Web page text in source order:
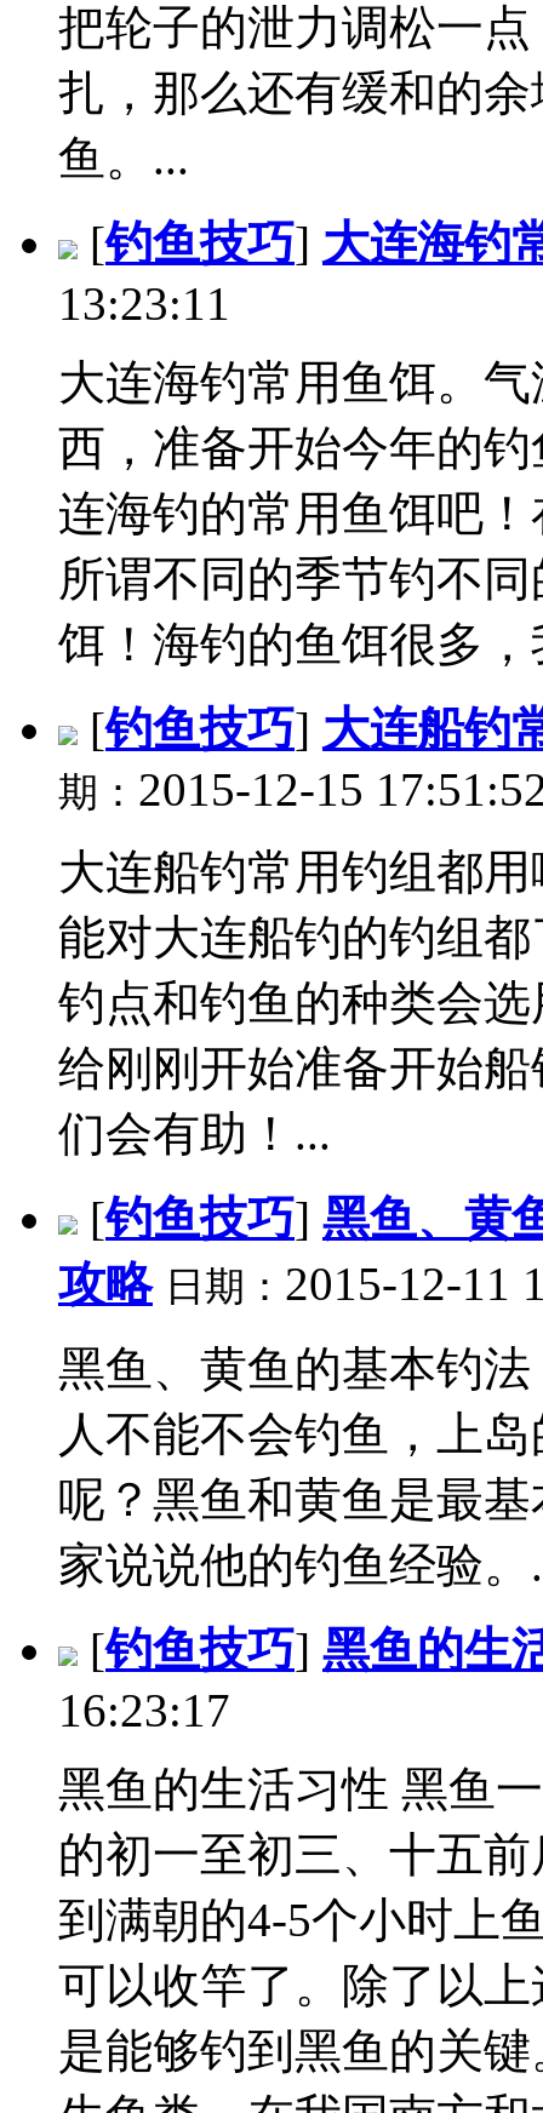
把轮子的泄力调松一
扎，那么还有缓和的
鱼。...
[钓鱼技巧] 大连海钓
13:23:11
大连海钓常用鱼饵。
西，准备开始今年的
连海钓的常用鱼饵吧
所谓不同的季节钓不
饵！海钓的鱼饵很多
[钓鱼技巧] 大连船钓
期： 2015-12-15
大连船钓常用钓组都
能对大连船钓的钓组
钓点和钓鱼的种类会
给刚刚开始准备开始
们会有助！...
[钓鱼技巧] 黑鱼、黄
攻略 日期： 2015-12-11
黑鱼、黄鱼的基本钓
人不能不会钓鱼，上
呢？黑鱼和黄鱼是最
家说说他的钓鱼经验。
[钓鱼技巧] 黑鱼的生
16:23:17
黑鱼的生活习性 黑鱼
的初一至初三、十五
到满朝的4-5个小时上
可以收竿了。除了以
是能够钓到黑鱼的关